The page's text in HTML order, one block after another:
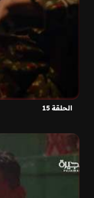
الحلقة 15